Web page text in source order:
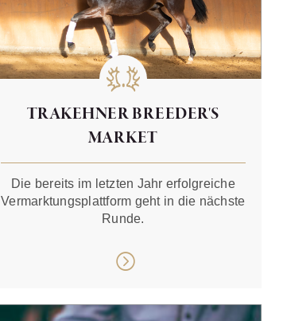
TRAKEHNER BREEDER'S
MARKET
Die bereits im letzten Jahr erfolgreiche
Vermarktungsplattform geht in die nächste
Runde.